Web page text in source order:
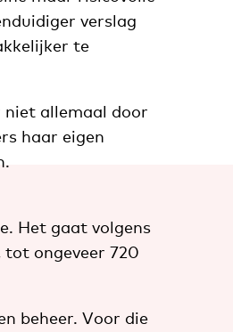
verslag
te
niet allemaal door
haar eigen
Het gaat volgens
tot ongeveer 720
beheer. Voor die